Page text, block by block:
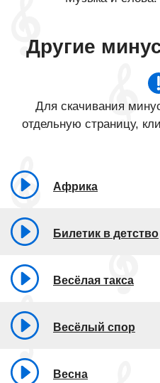
Другие
Для скачивания
отдельную страницу,
Африка
Билетик в детство
Весёлая такса
Весёлый спор
Весна